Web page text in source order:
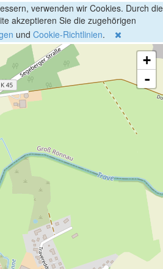
verwenden wir Cookies. Durch die
akzeptieren Sie die zugehörigen
und Cookie-Richtlinien.
+
-